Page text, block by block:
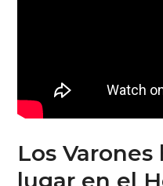
Los
lugar en el